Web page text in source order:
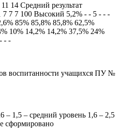
14 Средний результат
7 7 100 Высокий 5,2% - - 5 - - -
85% 85,8% 85,8% 62,5%
10% 14,2% 14,2% 37,5% 24%
- -
воспитанности учащихся ПУ №
– 1,5 – средний уровень 1,6 – 2,5
сформировано